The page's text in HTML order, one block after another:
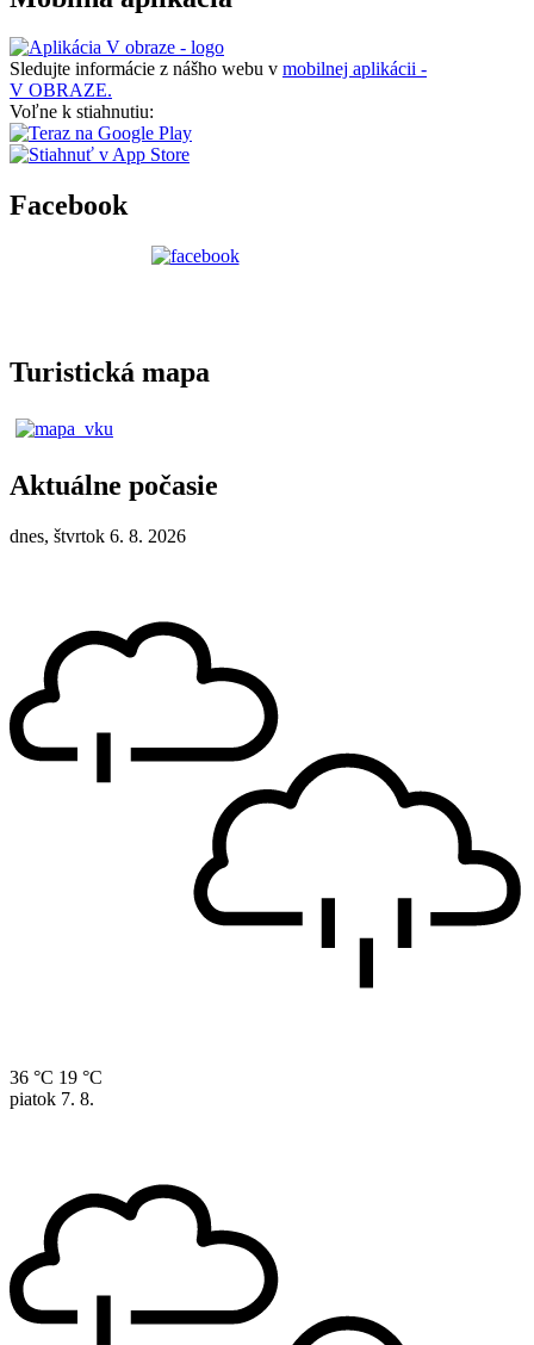
Sledujte informácie z nášho webu v mobilnej aplikácii -
V OBRAZE.
Voľne k stiahnutiu:
Facebook
Turistická mapa
Aktuálne počasie
dnes, štvrtok 6. 8. 2026
36 °C 19 °C
piatok 7. 8.